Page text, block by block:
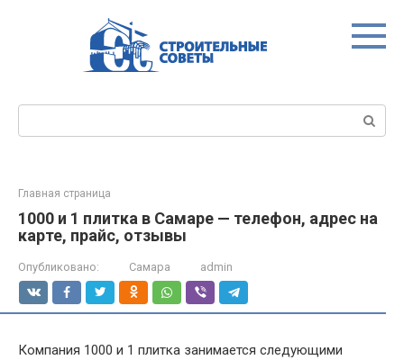
Главная страница
1000 и 1 плитка в Самаре — телефон, адрес на
карте, прайс, отзывы
Опубликовано: Самара admin
Компания 1000 и 1 плитка занимается следующими